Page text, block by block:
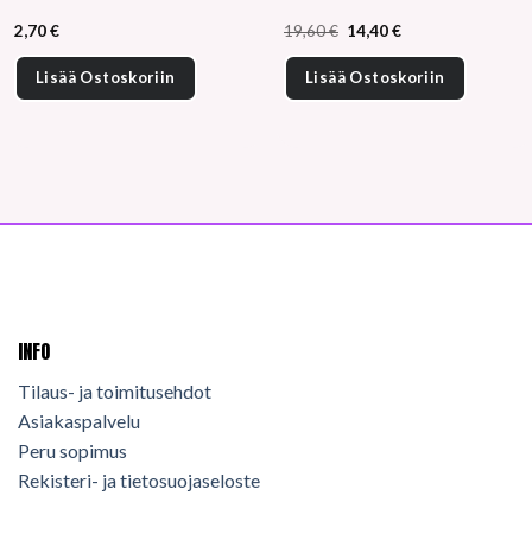
2,70€
Lisää Ostoskoriin
19,60€ Alkuperäinen
hinta
oli:
19,60 €.
14,40€Nykyinen
on:
14,40 €.
Lisää Ostoskoriin
INFO
Tilaus- ja toimitusehdot
Asiakaspalvelu
Peru sopimus
Rekisteri- ja tietosuojaseloste